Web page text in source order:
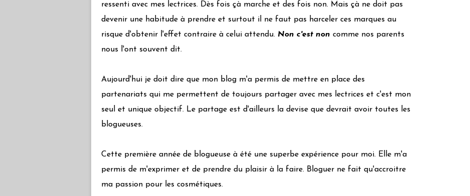
ressenti avec mes lectrices. Dès fois çà marche et des fois non. Mais çà ne doit pas
devenir une habitude à prendre et surtout il ne faut pas harceler ces marques au
risque d'obtenir l'effet contraire à celui attendu. Non c'est non comme nos parents
nous l'ont souvent dit.
Aujourd'hui je doit dire que mon blog m'a permis de mettre en place des
partenariats qui me permettent de toujours partager avec mes lectrices et c'est mon
seul et unique objectif. Le partage est d'ailleurs la devise que devrait avoir toutes les
blogueuses.
Cette première année de blogueuse à été une superbe expérience pour moi. Elle m'a
permis de m'exprimer et de prendre du plaisir à la faire. Bloguer ne fait qu'accroitre
ma passion pour les cosmétiques.